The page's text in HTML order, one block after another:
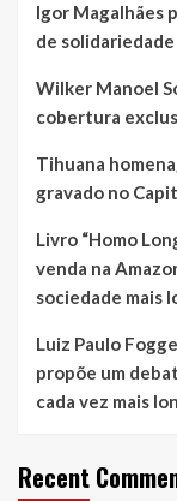
Igor Magalhães
de solidariedade
Wilker Manoel
cobertura
Tihuana
gravado no
Livro “Homo
venda na
sociedade mais
Luiz Paulo
propõe um
cada vez mais
Recent